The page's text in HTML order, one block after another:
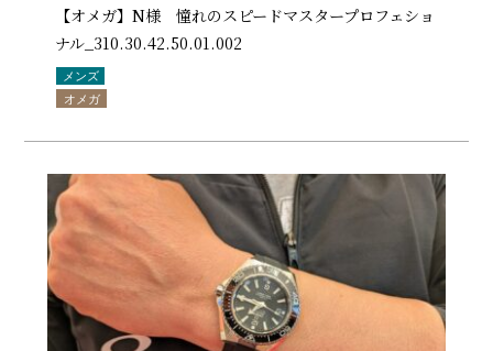
【オメガ】N様 憧れのスピードマスタープロフェショ
ナル_310.30.42.50.01.002
メンズ
オメガ